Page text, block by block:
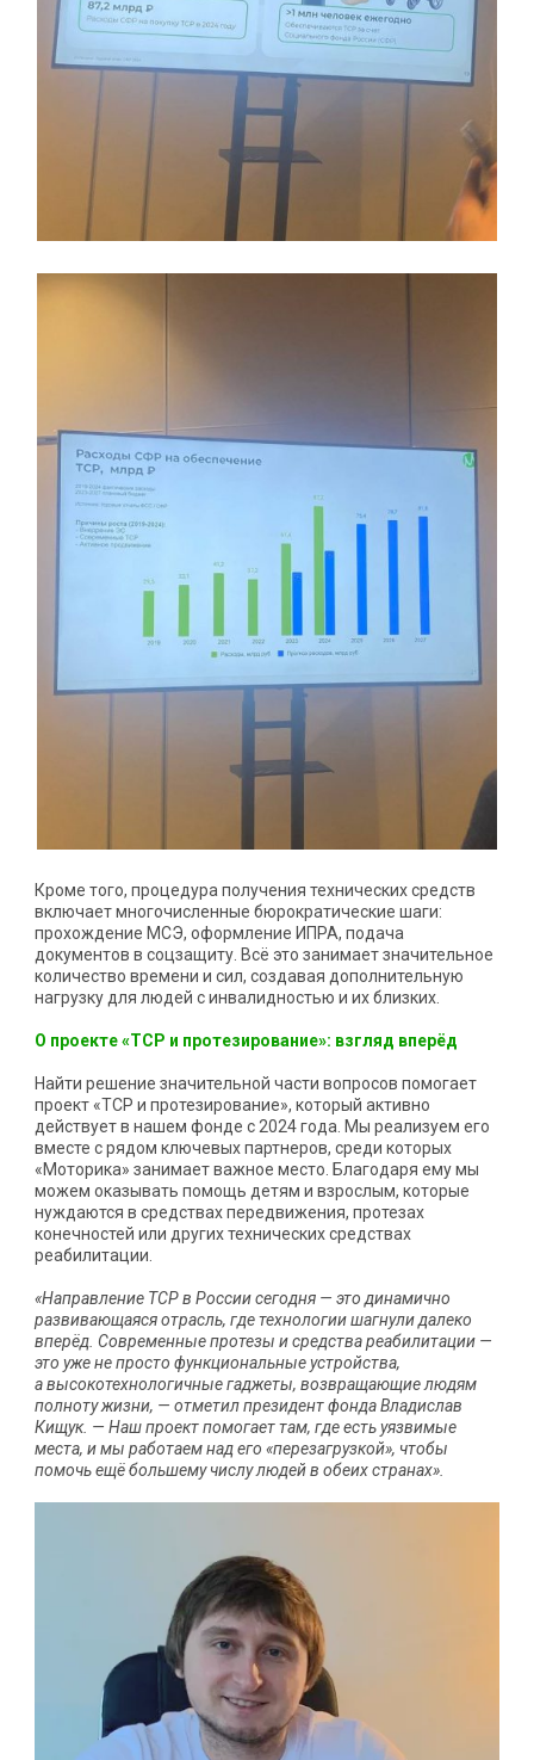
Кроме того, процедура получения технических средств
включает многочисленные бюрократические шаги:
прохождение МСЭ, оформление ИПРА, подача
документов в соцзащиту. Всё это занимает значительное
количество времени и сил, создавая дополнительную
нагрузку для людей с инвалидностью и их близких.
О проекте «ТСР и протезирование»: взгляд вперёд
Найти решение значительной части вопросов помогает
проект «ТСР и протезирование», который активно
действует в нашем фонде с 2024 года. Мы реализуем его
вместе с рядом ключевых партнеров, среди которых
«Моторика» занимает важное место. Благодаря ему мы
можем оказывать помощь детям и взрослым, которые
нуждаются в средствах передвижения, протезах
конечностей или других технических средствах
реабилитации.
«Направление ТСР в России сегодня — это динамично
развивающаяся отрасль, где технологии шагнули далеко
вперёд. Современные протезы и средства реабилитации —
это уже не просто функциональные устройства,
а высокотехнологичные гаджеты, возвращающие людям
полноту жизни, — отметил президент фонда Владислав
Кищук. — Наш проект помогает там, где есть уязвимые
места, и мы работаем над его «перезагрузкой», чтобы
помочь ещё большему числу людей в обеих странах».